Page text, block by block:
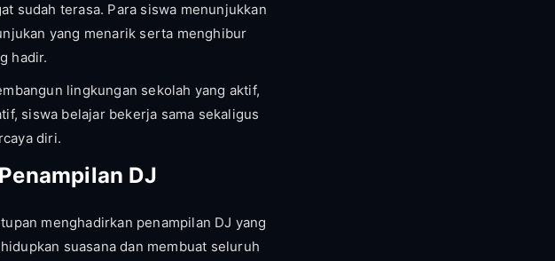
sudah terasa. Para siswa menunjukkan
yang menarik serta menghibur
hadir.
lingkungan sekolah yang aktif,
siswa belajar bekerja sama sekaligus
diri.
DJ
menghadirkan penampilan DJ yang
suasana dan membuat seluruh